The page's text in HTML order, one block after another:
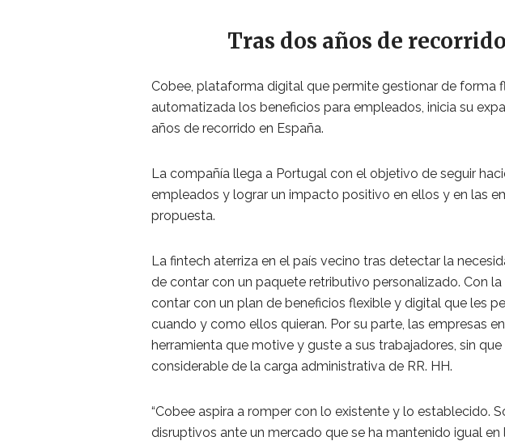
Tras dos años de
Cobee, plataforma digital que permite gestionar de forma
automatizada los beneficios para empleados, inicia su
años de recorrido en España.
La compañía llega a Portugal con el objetivo de seguir
empleados y lograr un impacto positivo en ellos y en las
propuesta.
La fintech aterriza en el país vecino tras detectar la
de contar con un paquete retributivo personalizado. Con
contar con un plan de beneficios flexible y digital que les
cuando y como ellos quieran. Por su parte, las empresas
herramienta que motive y guste a sus trabajadores, sin
considerable de la carga administrativa de RR. HH.
“Cobee aspira a romper con lo existente y lo establecido.
disruptivos ante un mercado que se ha mantenido igual